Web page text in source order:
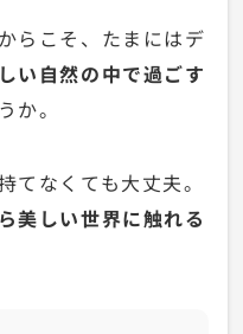
らこそ、たまにはデ
い自然の中で過ごす
か。
てなくても大丈夫。
美しい世界に触れる